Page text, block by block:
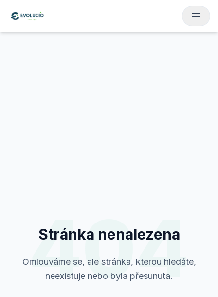
404
Stránka nenalezena
Omlouváme se, ale stránka, kterou hledáte,
neexistuje nebo byla přesunuta.